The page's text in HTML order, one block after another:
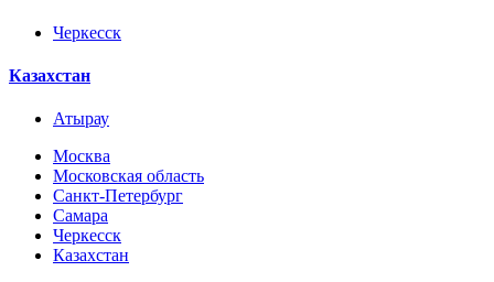
Черкесск
Казахстан
Атырау
Москва
Московская область
Санкт-Петербург
Самара
Черкесск
Казахстан